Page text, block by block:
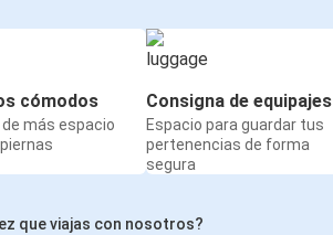
cómodos
más espacio
Consigna de equipajes
Espacio para guardar tus
pertenencias de forma
segura
que viajas con nosotros?